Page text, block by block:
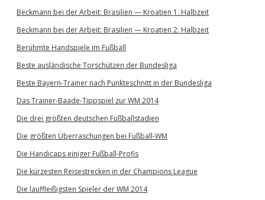
Beckmann bei der Arbeit: Brasilien — Kroatien 1. Halbzeit
Beckmann bei der Arbeit: Brasilien — Kroatien 2. Halbzeit
Berühmte Handspiele im Fußball
Beste ausländische Torschützen der Bundesliga
Beste Bayern-Trainer nach Punkteschnitt in der Bundesliga
Das Trainer-Baade-Tippspiel zur WM 2014
Die drei größten deutschen Fußballstadien
Die größten Überraschungen bei Fußball-WM
Die Handicaps einiger Fußball-Profis
Die kürzesten Reisestrecken in der Champions League
Die lauffleißigsten Spieler der WM 2014